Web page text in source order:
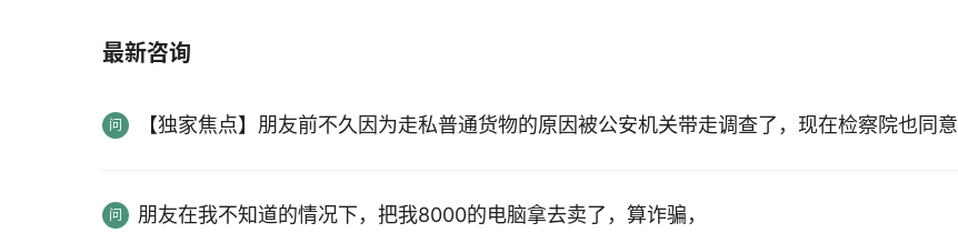
最新咨询
【独家焦点】朋友前不久因为走私普通货物的原因被公安机关带走调查了，现在检察院也同意
朋友在我不知道的情况下，把我8000的电脑拿去卖了，算诈骗，